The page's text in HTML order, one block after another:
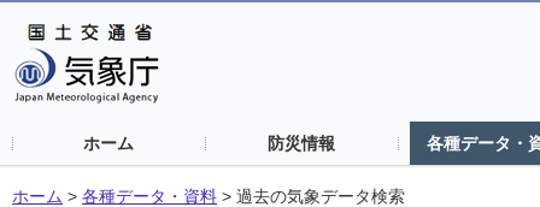
ホーム 防災情報 各種データ・
ホーム > 各種データ・資料 > 過去の気象データ検索